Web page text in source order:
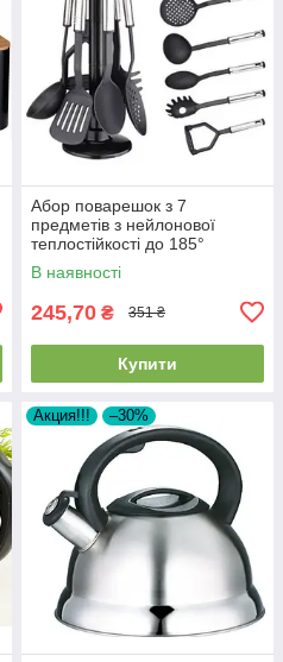
Абор поварешок з 7
предметів з нейлонової
теплостійкості до 185°
Edenberg
В наявності
245,70 ₴ 351 ₴
Купити
Акция!!! –30%